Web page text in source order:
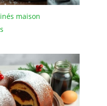
pas à nous
maison